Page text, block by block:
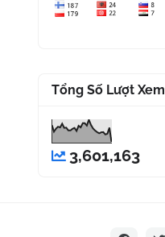
Tổng Số Lượt Xem
3,601,163